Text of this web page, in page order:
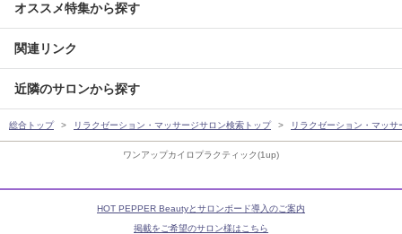
ワンアップカイロプラクティック(1up)
オススメ特集から探す
関連リンク
近隣のサロンから探す
総合トップ リラクゼーション・マッサージサロン検索トップ リラクゼーション・マッ
HOT PEPPER Beautyとサロンボード導入のご案内
掲載をご希望のサロン様はこちら